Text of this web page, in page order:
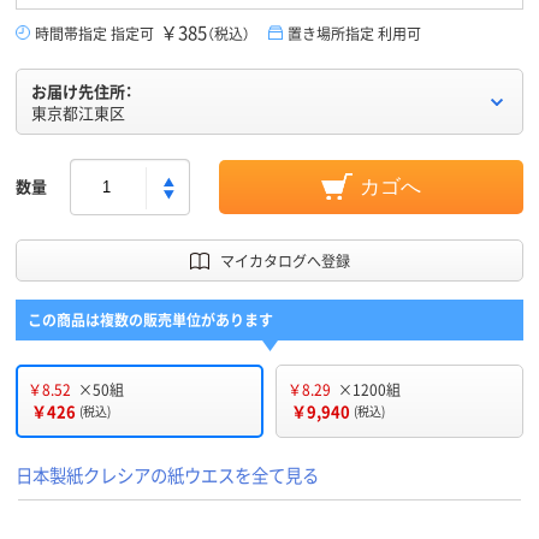
時間帯指定 指定可 ￥385（税込） 置き場所指定 利用可
お届け先住所：
東京都江東区
数量 カゴへ
マイカタログへ登録
この商品は複数の販売単位があります
￥8.52 ×50組
￥426 (税込)
￥8.29 ×1200組
￥9,940 (税込)
日本製紙クレシアの紙ウエスを全て見る